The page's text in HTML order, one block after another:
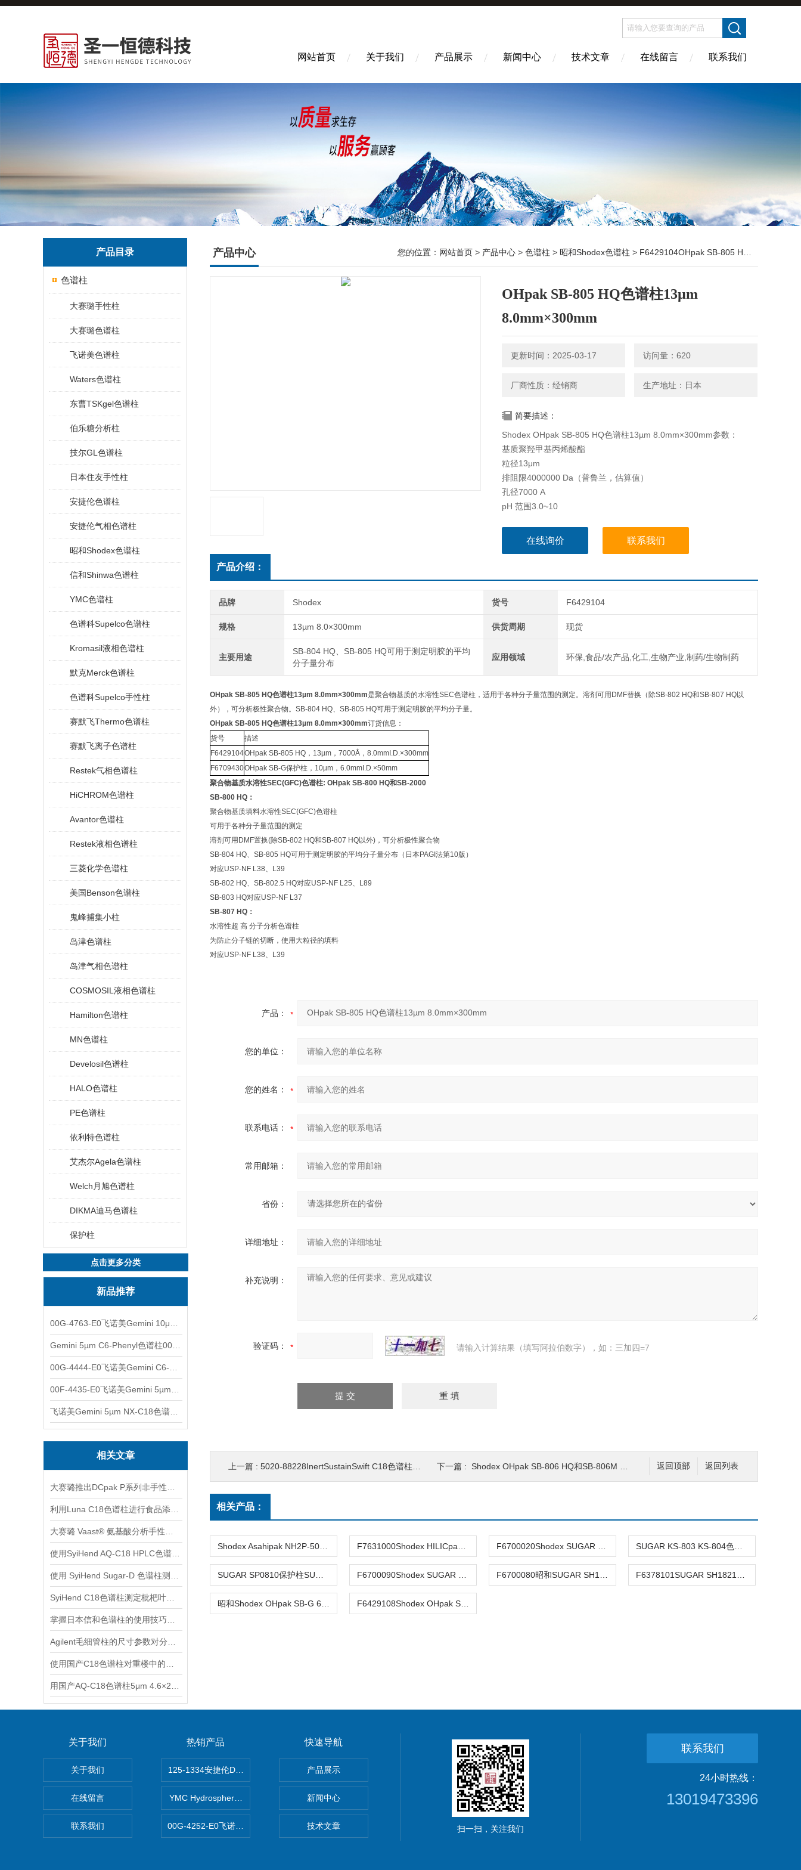
网站首页 关于我们 产品展示 新闻中心 技术文章 在线留言 联系我们
产品目录
色谱柱
大赛璐手性柱
大赛璐色谱柱
飞诺美色谱柱
Waters色谱柱
东曹TSKgel色谱柱
伯乐糖分析柱
技尔GL色谱柱
日本住友手性柱
安捷伦色谱柱
安捷伦气相色谱柱
昭和Shodex色谱柱
信和Shinwa色谱柱
YMC色谱柱
色谱科Supelco色谱柱
Kromasil液相色谱柱
默克Merck色谱柱
色谱科Supelco手性柱
赛默飞Thermo色谱柱
赛默飞离子色谱柱
Restek气相色谱柱
HiCHROM色谱柱
Avantor色谱柱
Restek液相色谱柱
三菱化学色谱柱
美国Benson色谱柱
鬼峰捕集小柱
岛津色谱柱
岛津气相色谱柱
COSMOSIL液相色谱柱
Hamilton色谱柱
MN色谱柱
Develosil色谱柱
HALO色谱柱
PE色谱柱
依利特色谱柱
艾杰尔Agela色谱柱
Welch月旭色谱柱
DIKMA迪马色谱柱
保护柱
点击更多分类
新品推荐
相关文章
产品中心 您的位置： 网站首页 > 产品中心 > 色谱柱 > 昭和Shodex色谱柱 > F6429104OHpak SB-805 HQ色谱柱13µm 8.0mm×300mm
OHpak SB-805 HQ色谱柱13µm
8.0mm×300mm
更新时间：2025-03-17 访问量：620
厂商性质：经销商 生产地址：日本
简要描述：
Shodex OHpak SB-805 HQ色谱柱13µm 8.0mm×300mm参数：
基质聚羟甲基丙烯酸酯
粒径13μm
排阻限4000000 Da（普鲁兰，估算值）
孔径7000 A
pH 范围3.0~10
在线询价 联系我们
产品介绍：
品牌 Shodex 货号 F6429104
规格 13µm 8.0×300mm 供货周期 现货
主要用途
SB-804 HQ、SB-805 HQ可用于测定明胶的平均
分子量分布
应用领域 环保,食品/农产品,化工,生物产业,制药/生物制药
OHpak SB-805 HQ色谱柱13µm 8.0mm×300mm是聚合物基质的水溶性SEC色谱柱，适用于各种分子量范围的测定。溶剂可用DMF替换（除SB-802 HQ和SB-807 HQ以
外），可分析极性聚合物。SB-804 HQ、SB-805 HQ可用于测定明胶的平均分子量。
OHpak SB-805 HQ色谱柱13µm 8.0mm×300mm订货信息：
货号
描述
F6429104OHpak SB-805 HQ，13µm，7000Å，8.0mmI.D.×300mm
F6709430OHpak SB-G保护柱，10µm，6.0mmI.D.×50mm
聚合物基质水溶性SEC(GFC)色谱柱: OHpak SB-800 HQ和SB-2000
SB-800 HQ ：
聚合物基质填料水溶性SEC(GFC)色谱柱
可用于各种分子量范围的测定
溶剂可用DMF置换(除SB-802 HQ和SB-807 HQ以外)，可分析极性聚合物
SB-804 HQ、SB-805 HQ可用于测定明胶的平均分子量分布（日本PAGI法第10版）
对应USP-NF L38、L39
SB-802 HQ、SB-802.5 HQ对应USP-NF L25、L89
SB-803 HQ对应USP-NF L37
SB-807 HQ ：
水溶性超 高 分子分析色谱柱
为防止分子链的切断，使用大粒径的填料
对应USP-NF L38、L39
产品：
您的单位：
您的姓名：
联系电话：
常用邮箱：
省份：
详细地址：
补充说明：
验证码： 请输入计算结果（填写阿拉伯数字），如：三加四=7
返回列表
返回顶部
上一篇 : 5020-88228InertSustainSwift C18色谱柱1.9um2.1x50mm 下一篇 : Shodex OHpak SB-806 HQ和SB-806M HQ色谱柱
相关产品：
关于我们
关于我们
在线留言
联系我们
热销产品
125-1334安捷伦DB-624色谱柱30m*0.53mm*3µm
YMC Hydrosphere C18亲水化合物分离色谱柱
00G-4252-E0飞诺美Luna C18液相色谱柱5µm 4.6*250mm
快速导航
产品展示
新闻中心
技术文章 扫一扫，关注我们
联系我们
24小时热线：
13019473396